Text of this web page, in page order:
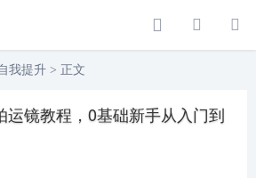
我提升 > 正文
运镜教程，0基础新手从入门到